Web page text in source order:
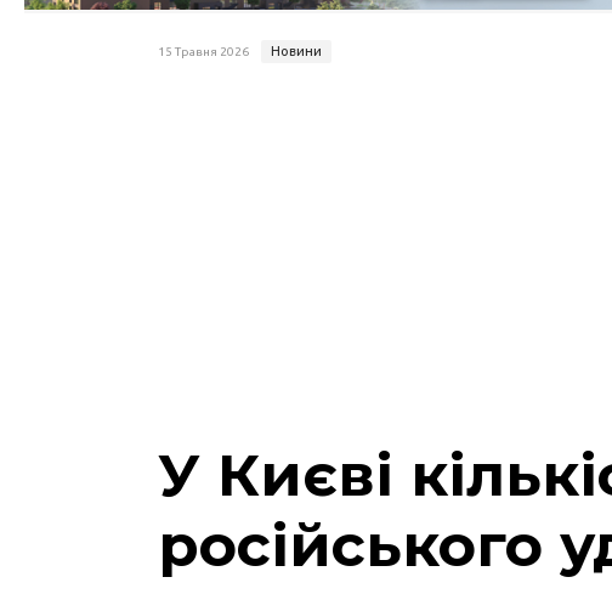
15 Травня 2026 Новини
У Києві
російського